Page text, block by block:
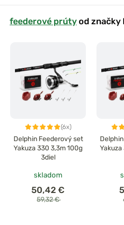
feederové prútyod značky
(6x)
Delphin Feederový set
Yakuza 330 3,3m 100g
3diel
skladom
50,42 €
59,32 €